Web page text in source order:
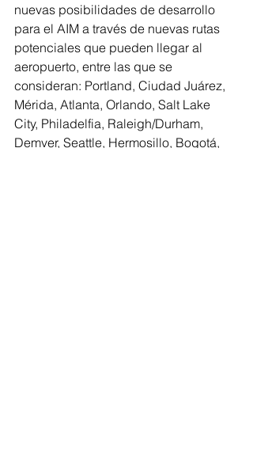
nuevas posibilidades de desarrollo
para el AIM a través de nuevas rutas
potenciales que pueden llegar al
aeropuerto, entre las que se
consideran: Portland, Ciudad Juárez,
Mérida, Atlanta, Orlando, Salt Lake
City, Philadelfia, Raleigh/Durham,
Demver, Seattle, Hermosillo, Bogotá,